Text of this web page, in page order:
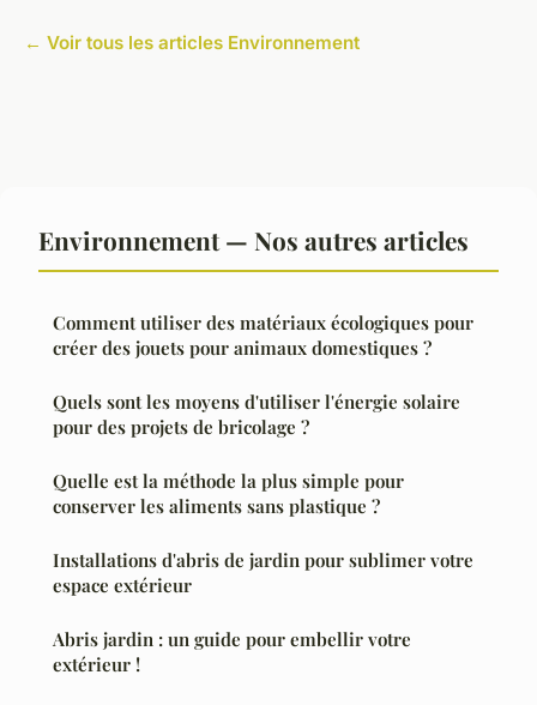
← Voir tous les articles Environnement
Environnement — Nos autres articles
Comment utiliser des matériaux écologiques pour
créer des jouets pour animaux domestiques ?
Quels sont les moyens d'utiliser l'énergie solaire
pour des projets de bricolage ?
Quelle est la méthode la plus simple pour
conserver les aliments sans plastique ?
Installations d'abris de jardin pour sublimer votre
espace extérieur
Abris jardin : un guide pour embellir votre
extérieur !